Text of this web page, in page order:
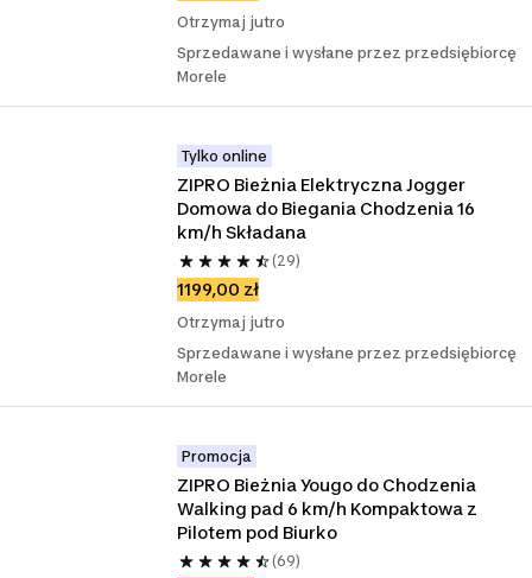
Otrzymaj jutro
Sprzedawane i wysłane przez przedsiębiorcę
Morele
Tylko online
ZIPRO Bieżnia Elektryczna Jogger
Domowa do Biegania Chodzenia 16
km/h Składana
(29)
1199,00 zł
Otrzymaj jutro
Sprzedawane i wysłane przez przedsiębiorcę
Morele
Promocja
ZIPRO Bieżnia Yougo do Chodzenia
Walking pad 6 km/h Kompaktowa z
Pilotem pod Biurko
(69)